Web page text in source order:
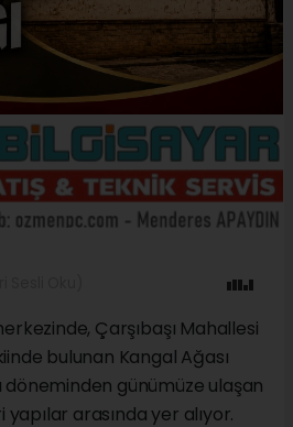
Çarşıbaşı Mahallesi
bulunan Kangal Ağası
döneminden günümüze ulaşan
arasında yer alıyor.